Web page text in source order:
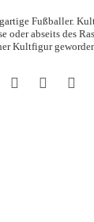
Fußballer.
oder abseits des
Kultfigur